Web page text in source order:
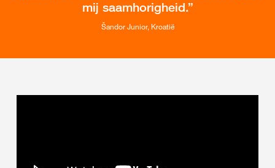
mij saamhorigheid.
Šandor Junior, Kroatië